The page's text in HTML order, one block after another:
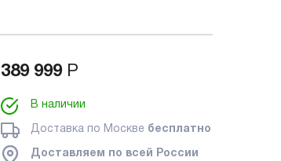
389 999 Р
В наличии
Доставка по Москве бесплатно
Доставляем по всей России